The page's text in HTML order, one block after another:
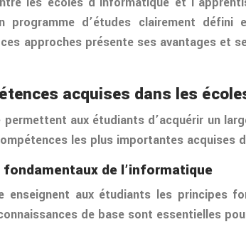
programme d’études clairement
approches présente ses avantages
acquises dans les
permettent aux étudiants d’acquérir un
les plus importantes acquises
de l’informatique
enseignent aux étudiants les principes
de base sont essentielles